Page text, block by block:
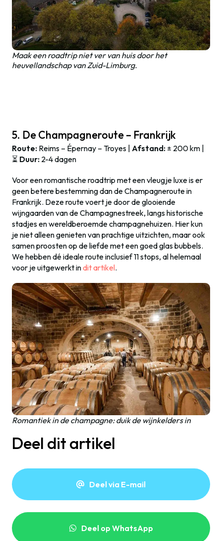
Maak een roadtrip niet ver van huis door het
heuvellandschap van Zuid-Limburg.
5. De Champagneroute – Frankrijk
Route: Reims – Épernay – Troyes | Afstand: ± 200 km |
⏳ Duur: 2-4 dagen
Voor een romantische roadtrip met een vleugje luxe is er
geen betere bestemming dan de Champagneroute in
Frankrijk. Deze route voert je door de glooiende
wijngaarden van de Champagnestreek, langs historische
stadjes en wereldberoemde champagnehuizen. Hier kun
je niet alleen genieten van prachtige uitzichten, maar ook
samen proosten op de liefde met een goed glas bubbels.
We hebben dé ideale route inclusief 11 stops, al helemaal
voor je uitgewerkt indit artikel.
Romantiek in de champagne: duik de wijnkelders in
Deel dit artikel
Deel via E-mail
Deel op WhatsApp